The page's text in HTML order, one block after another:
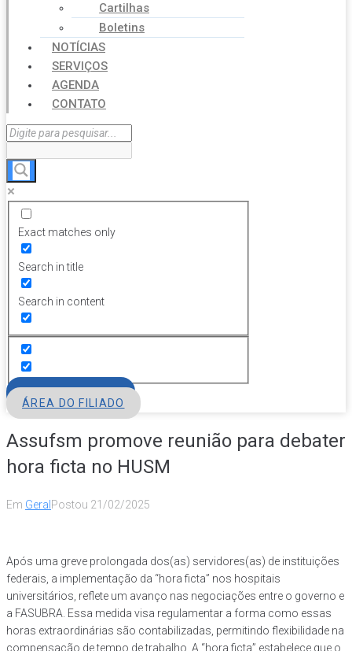
Cartilhas
Boletins
NOTÍCIAS
SERVIÇOS
AGENDA
CONTATO
Exact matches only
Search in title
Search in content
ÁREA DO FILIADO
Assufsm promove reunião para debater
hora ficta no HUSM
Em Geral Postou 21/02/2025
Após uma greve prolongada dos(as) servidores(as) de instituições
federais, a implementação da “hora ficta” nos hospitais
universitários, reflete um avanço nas negociações entre o governo e
a FASUBRA. Essa medida visa regulamentar a forma como essas
horas extraordinárias são contabilizadas, permitindo flexibilidade na
compensação de tempo de trabalho. A “hora ficta” estabelece que o